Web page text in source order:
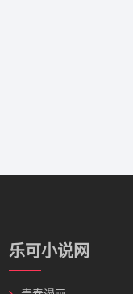
乐可小说网